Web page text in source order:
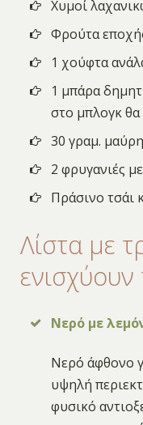
Χυμοί
Φρούτα
1 χούφτα
1 μπάρα
στο μπλογκ θα
30 γραμ.
2 φρυγανιές με
Πράσινο τσάι
Λίστα με
Νερό με
Νερό άφθονο
υψηλή
φυσικό